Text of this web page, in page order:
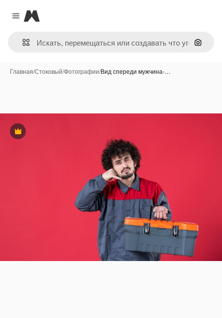
Close menu
Magnific
Поиск
Главная/Стоковый/Фотографии/Вид спереди мужчина-…
Премиум